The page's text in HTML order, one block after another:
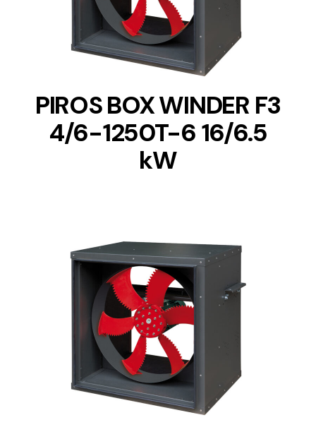
PIROS BOX WINDER F3
4/6-1250T-6 16/6.5
kW
DETAILS